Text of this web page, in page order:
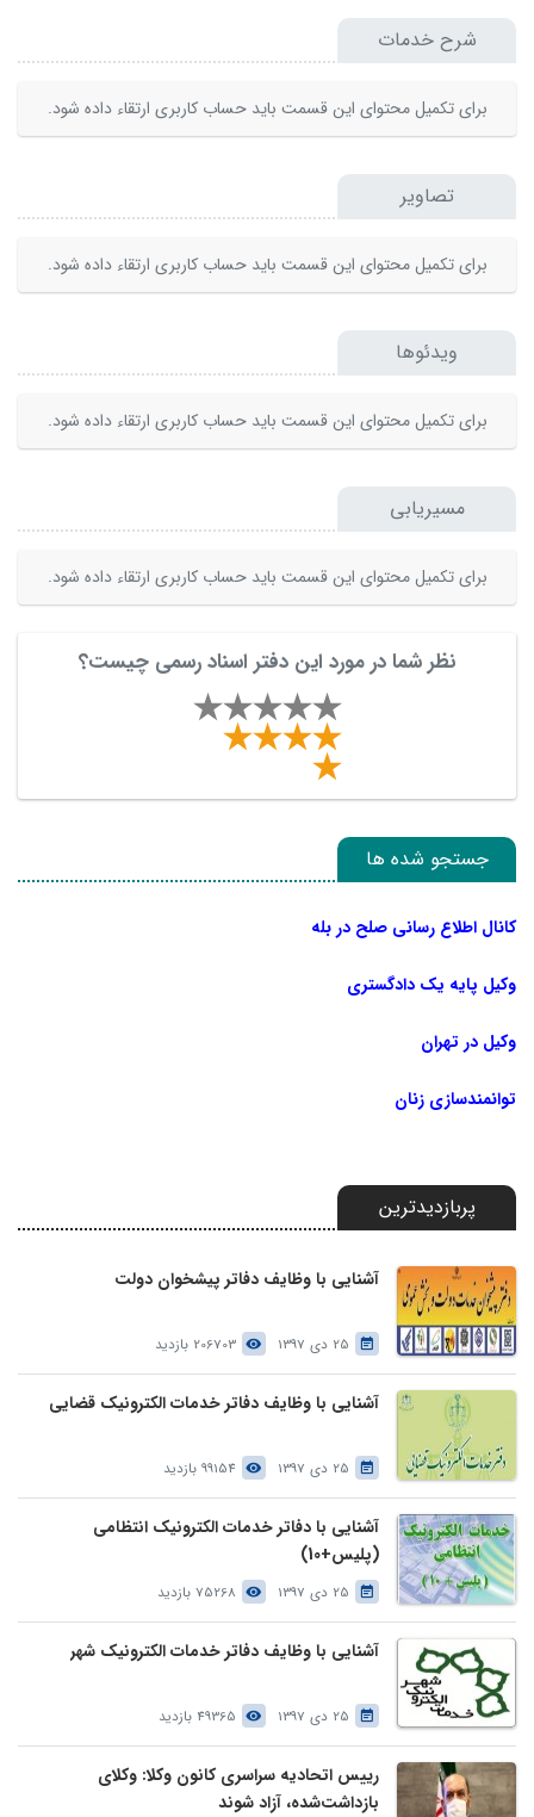
شرح خدمات
برای تکمیل محتوای این قسمت باید حساب کاربری ارتقاء داده شود.
تصاویر
برای تکمیل محتوای این قسمت باید حساب کاربری ارتقاء داده شود.
ویدئوها
برای تکمیل محتوای این قسمت باید حساب کاربری ارتقاء داده شود.
مسیریابی
برای تکمیل محتوای این قسمت باید حساب کاربری ارتقاء داده شود.
نظر شما در مورد این دفتر اسناد رسمی چیست؟
جستجو شده ها
کانال اطلاع رسانی صلح در بله
وکیل پایه یک دادگستری
وکیل در تهران
توانمندسازی زنان
پربازدیدترین
آشنایی با وظایف دفاتر پیشخوان دولت
25 دی 1397 206703 بازدید
آشنایی با وظایف دفاتر خدمات الکترونیک قضایی
25 دی 1397 99154 بازدید
آشنایی با دفاتر خدمات الکترونیک انتظامی
(پلیس+10)
25 دی 1397 75268 بازدید
آشنایی با وظایف دفاتر خدمات الکترونیک شهر
25 دی 1397 49365 بازدید
رییس اتحادیه سراسری کانون وکلا: وکلای
بازداشت‌شده، آزاد شوند